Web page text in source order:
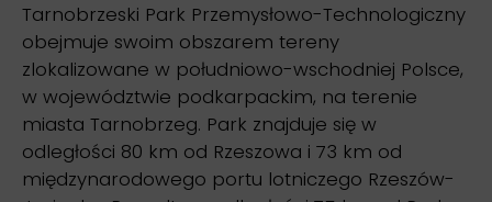
Tarnobrzeski Park Przemysłowo-Technologiczny
obejmuje swoim obszarem tereny
zlokalizowane w południowo-wschodniej Polsce,
w województwie podkarpackim, na terenie
miasta Tarnobrzeg. Park znajduje się w
odległości 80 km od Rzeszowa i 73 km od
międzynarodowego portu lotniczego Rzeszów-